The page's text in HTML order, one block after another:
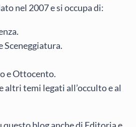
nel 2007 e si occupa di:
Sceneggiatura.
e Ottocento.
altri temi legati all’occulto e al